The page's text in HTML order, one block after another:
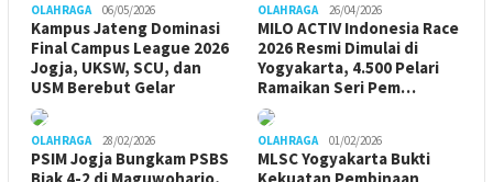
OLAHRAGA 06/05/2026
Kampus Jateng Dominasi
Final Campus League 2026
Jogja, UKSW, SCU, dan
USM Berebut Gelar
OLAHRAGA 26/04/2026
MILO ACTIV Indonesia Race
2026 Resmi Dimulai di
Yogyakarta, 4.500 Pelari
Ramaikan Seri Pem…
OLAHRAGA 28/02/2026
PSIM Jogja Bungkam PSBS
Biak 4-2 di Maguwoharjo,
OLAHRAGA 01/02/2026
MLSC Yogyakarta Bukti
Kekuatan Pembinaan